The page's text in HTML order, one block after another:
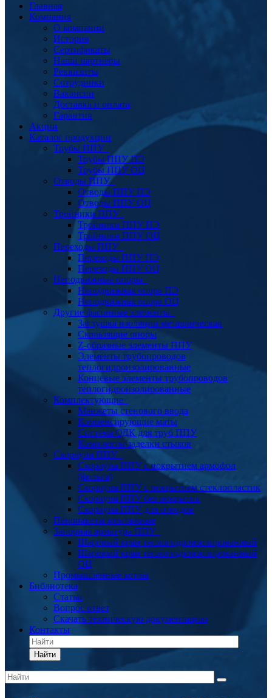
Главная
Компания
О компании
История
Сертификаты
Наши партнеры
Реквизиты
Сотрудники
Вакансии
Доставка и оплата
Гарантия
Акции
Каталог продукции
Трубы ППУ
Трубы ППУ ПЭ
Трубы ППУ ОЦ
Отводы ППУ
Отводы ППУ ПЭ
Отводы ППУ ОЦ
Тройники ППУ
Тройники ППУ ПЭ
Тройники ППУ ОЦ
Переходы ППУ
Переходы ППУ ПЭ
Переходы ППУ ОЦ
Неподвижные опоры
Неподвижная опора ПЭ
Неподвижная опора ОЦ
Другие фасонные элементы
Заглушка изоляции металлическая
Скользящие опоры
Z-образные элементы ППУ
Элементы трубопроводов
теплогидроизолированные
Концевые элементы трубопроводов
теплогидроизолированные
Комплектующие
Манжеты стенового ввода
Компенсирующие маты
Система ОДК для труб ППУ
Комплекты заделки стыков
Скорлупа ППУ
Скорлупа ППУ с покрытием армофол
(фольга)
Скорлупа ППУ с покрытием стеклопластик
Скорлупа ППУ без покрытия
Скорлупа ППУ для отводов
Пенопакеты монтажные
Запорная арматура ППУ
Шаровый кран теплогидроизолированный
Шаровый кран теплогидроизолированный
ОЦ
Промышленные котлы
Библиотека
Статьи
Вопрос ответ
Скачать техническую документацию
Контакты
Найти